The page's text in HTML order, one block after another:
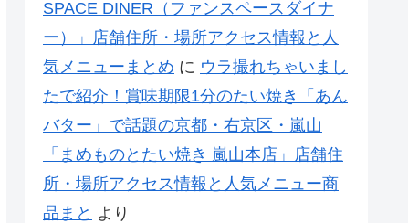
SPACE DINER（ファンスペースダイナ
ー）」店舗住所・場所アクセス情報と人
気メニューまとめ に ウラ撮れちゃいまし
たで紹介！賞味期限1分のたい焼き「あん
バター」で話題の京都・右京区・嵐山
「まめものとたい焼き 嵐山本店」店舗住
所・場所アクセス情報と人気メニュー商
品まと より